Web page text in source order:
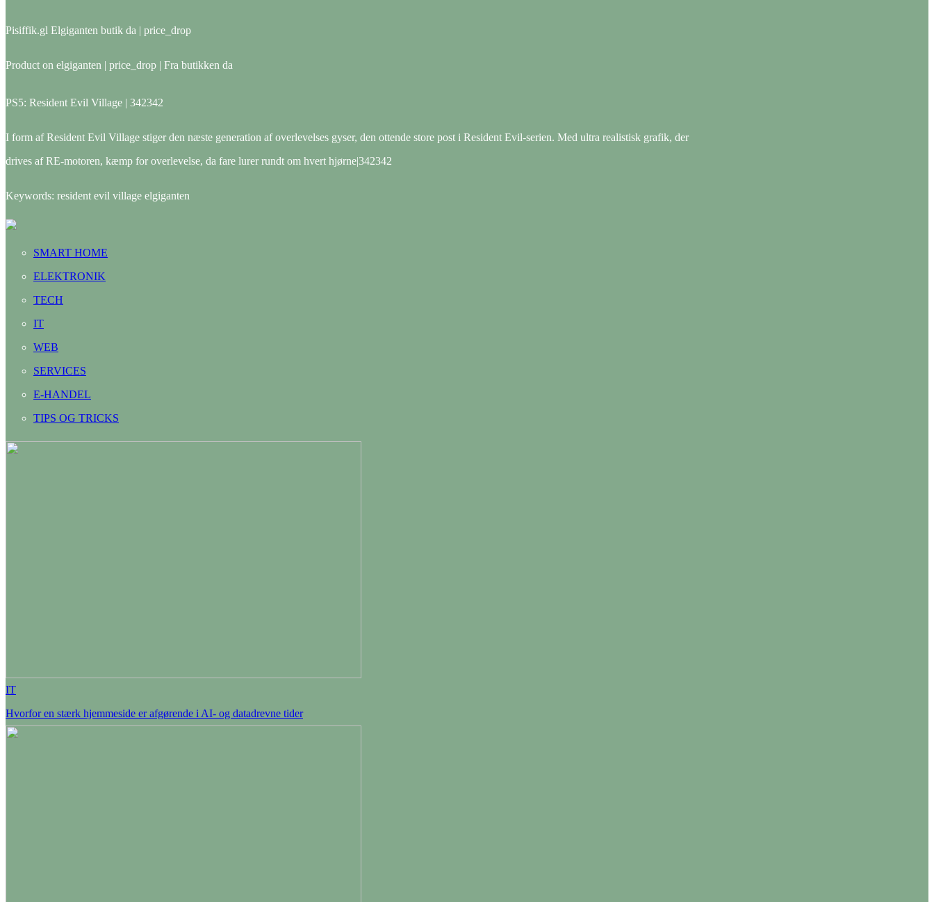
Pisiffik.gl Elgiganten butik da | price_drop
Product on elgiganten | price_drop | Fra butikken da
PS5: Resident Evil Village | 342342
I form af Resident Evil Village stiger den næste generation af overlevelses gyser, den ottende store post i Resident Evil-serien. Med ultra realistisk grafik, der
drives af RE-motoren, kæmp for overlevelse, da fare lurer rundt om hvert hjørne|342342
Keywords: resident evil village elgiganten
SMART HOME
ELEKTRONIK
TECH
IT
WEB
SERVICES
E-HANDEL
TIPS OG TRICKS
IT
Hvorfor en stærk hjemmeside er afgørende i AI- og datadrevne tider